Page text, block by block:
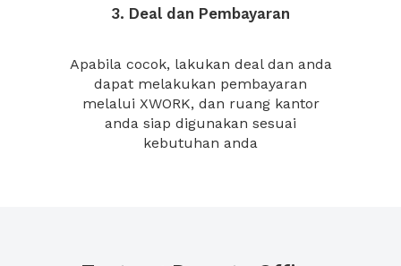
3. Deal dan Pembayaran
Apabila cocok, lakukan deal dan anda
dapat melakukan pembayaran
melalui XWORK, dan ruang kantor
anda siap digunakan sesuai
kebutuhan anda